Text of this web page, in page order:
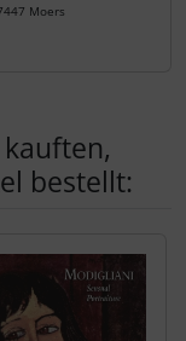
Moers
bestellt: